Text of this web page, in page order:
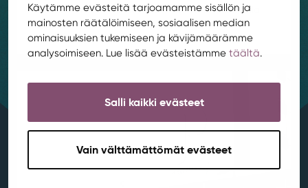
Käytämme evästeitä tarjoamamme sisällön ja
mainosten räätälöimiseen, sosiaalisen median
ominaisuuksien tukemiseen ja kävijämäärämme
analysoimiseen. Lue lisää evästeistämme täältä.
Salli kaikki evästeet
Vain välttämättömät evästeet
kerran Rentukan kerhotilassa 19.8. klo 16-18.⁠⁠Paikalla
ei...